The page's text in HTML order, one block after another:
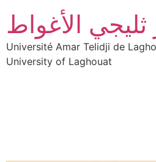
الأغواط
Université Amar Telidji de
University of Laghouat